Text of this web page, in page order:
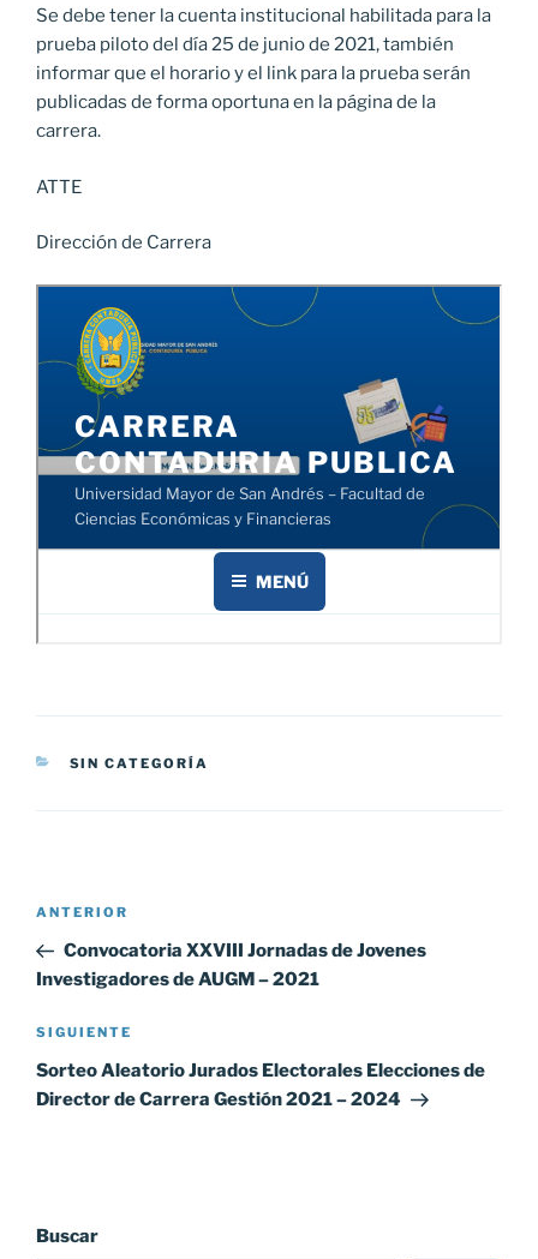
Se debe tener la cuenta institucional habilitada para la
prueba piloto del día 25 de junio de 2021, también
informar que el horario y el link para la prueba serán
publicadas de forma oportuna en la página de la
carrera.
ATTE
Dirección de Carrera
CATEGORÍAS
SIN CATEGORÍA
Navegación
entradas
Entrada
anterior:
ANTERIOR
Convocatoria XXVIII Jornadas de Jovenes
Investigadores de AUGM – 2021
Siguiente
entrada
SIGUIENTE
Sorteo Aleatorio Jurados Electorales Elecciones de
Director de Carrera Gestión 2021 – 2024
Buscar